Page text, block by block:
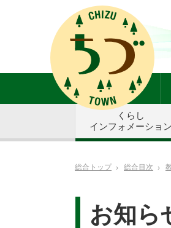
くらし
インフォメーション
総合トップ 総合目次
お知ら